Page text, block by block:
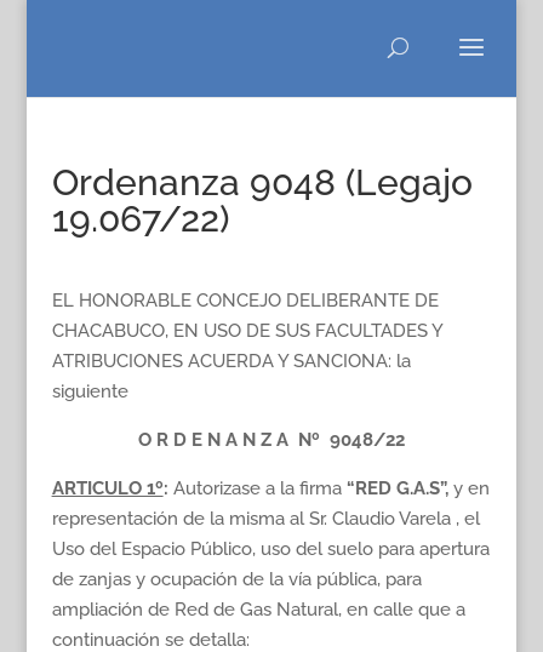
Ordenanza 9048 (Legajo
19.067/22)
EL HONORABLE CONCEJO DELIBERANTE DE
CHACABUCO, EN USO DE SUS FACULTADES Y
ATRIBUCIONES ACUERDA Y SANCIONA: la
siguiente
O R D E N A N Z A Nº 9048/22
ARTICULO 1º: Autorizase a la firma “RED G.A.S”,y en
representación de la misma al Sr. Claudio Varela , el
Uso del Espacio Público, uso del suelo para apertura
de zanjas y ocupación de la vía pública, para
ampliación de Red de Gas Natural, en calle que a
continuación se detalla: